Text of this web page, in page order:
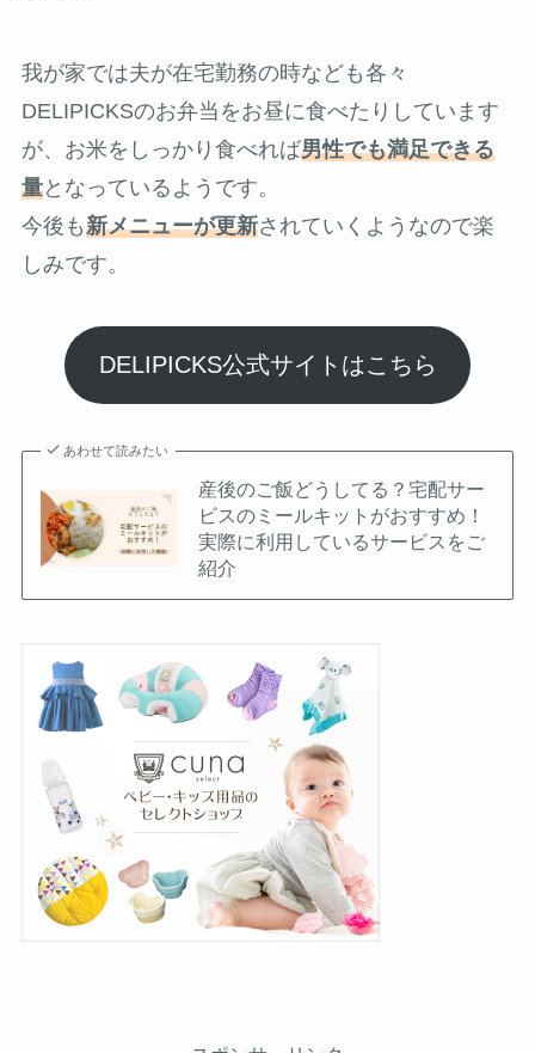
我が家では夫が在宅勤務の時なども各々
DELIPICKSのお弁当をお昼に食べたりしています
が、お米をしっかり食べれば男性でも満足できる
量となっているようです。
今後も新メニューが更新されていくようなので楽
しみです。
DELIPICKS公式サイトはこちら
あわせて読みたい
産後のご飯どうしてる？宅配サー
ビスのミールキットがおすすめ！
実際に利用しているサービスをご
紹介